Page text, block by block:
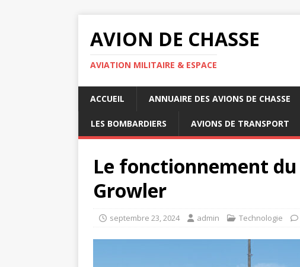
AVION DE CHASSE
AVIATION MILITAIRE & ESPACE
ACCUEIL ANNUAIRE DES AVIONS DE CHASSE
LES BOMBARDIERS AVIONS DE TRANSPORT
Le fonctionnement
Growler
septembre 23, 2024 admin Technologie